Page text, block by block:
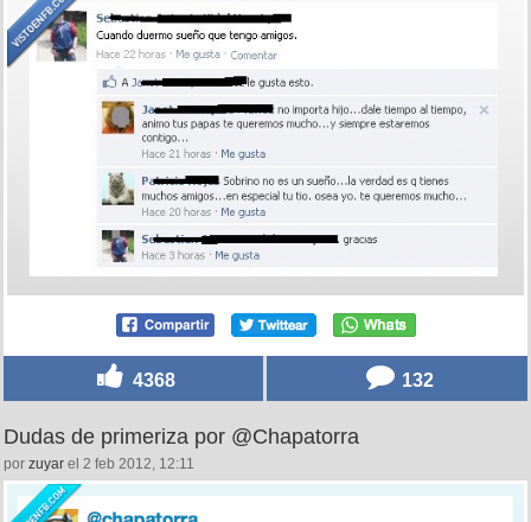
4368 132
Dudas de primeriza por @Chapatorra
por zuyar el 2 feb 2012, 12:11